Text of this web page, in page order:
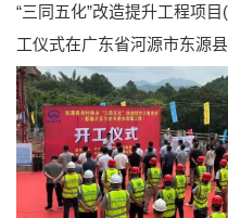
“三同五化”改造提升工程项
工仪式在广东省河源市东源县